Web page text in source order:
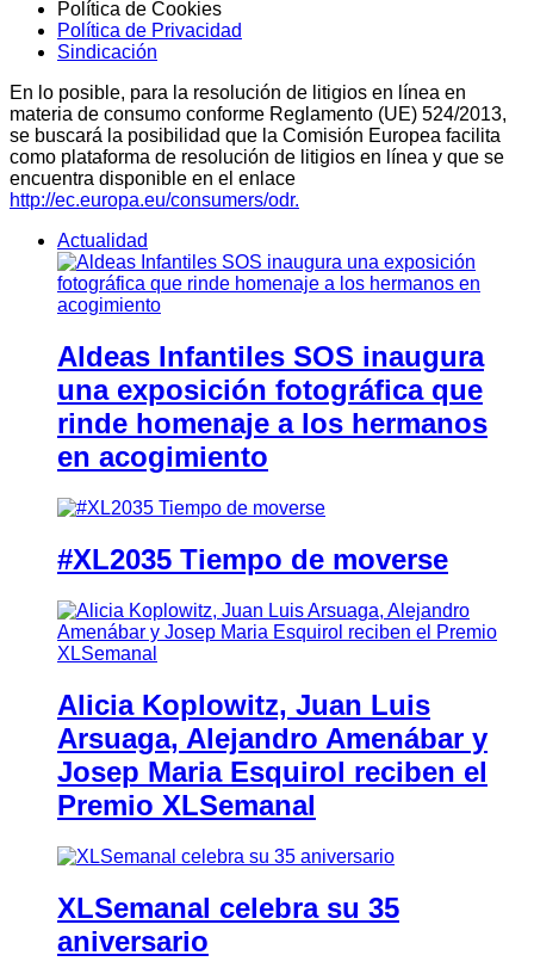
Política de Cookies
Política de Privacidad
Sindicación
En lo posible, para la resolución de litigios en línea en
materia de consumo conforme Reglamento (UE) 524/2013,
se buscará la posibilidad que la Comisión Europea facilita
como plataforma de resolución de litigios en línea y que se
encuentra disponible en el enlace
http://ec.europa.eu/consumers/odr.
Actualidad
Aldeas Infantiles SOS inaugura
una exposición fotográfica que
rinde homenaje a los hermanos
en acogimiento
#XL2035 Tiempo de moverse
Alicia Koplowitz, Juan Luis
Arsuaga, Alejandro Amenábar y
Josep Maria Esquirol reciben el
Premio XLSemanal
XLSemanal celebra su 35
aniversario